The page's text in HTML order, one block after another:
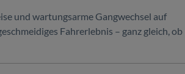
und wartungsarme Gangwechsel auf
Fahrerlebnis – ganz gleich, ob